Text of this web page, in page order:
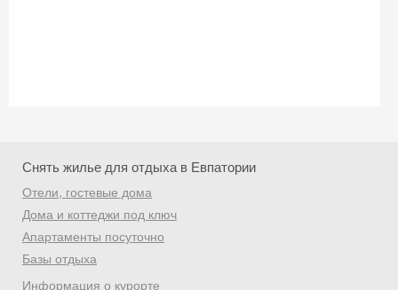
Снять жилье для отдыха в Евпатории
Отели, гостевые дома
Дома и коттеджи под ключ
Апартаменты посуточно
Базы отдыха
Информация о курорте